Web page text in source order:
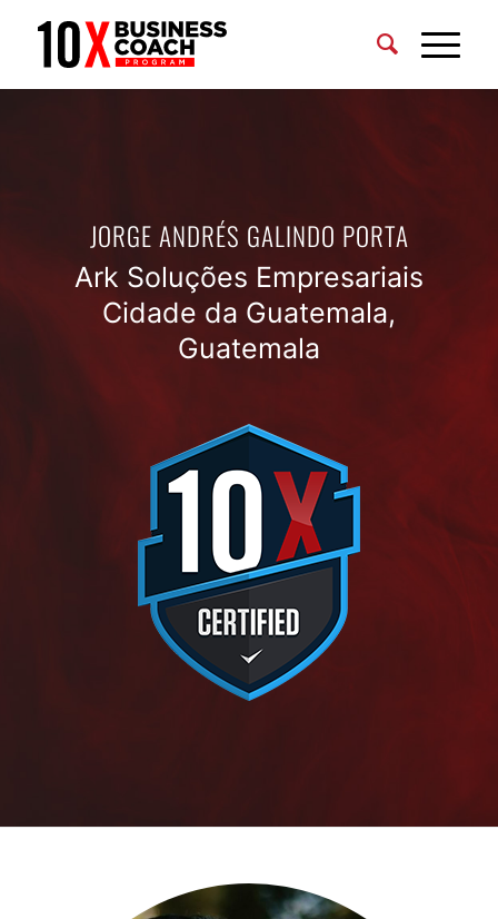
JORGE ANDRÉS GALINDO PORTA
Ark Soluções Empresariais
Cidade da Guatemala,
Guatemala